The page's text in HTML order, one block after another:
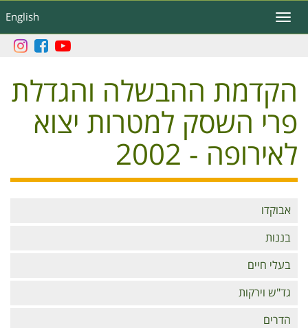
לתוכן
העיקרי
English
Toggle
navigation
הקדמת ההבשלה והגדלת
פרי השסק למטרות יצוא
לאירופה - 2002
Branches
אבוקדו
בננות
בעלי חיים
גד"ש וירקות
הדרים